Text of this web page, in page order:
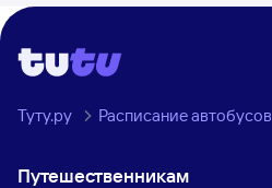
Туту.ру Расписание автобусов
Путешественникам